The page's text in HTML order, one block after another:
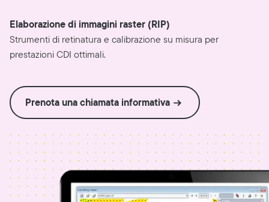
Elaborazione di immagini raster (RIP)
Strumenti di retinatura e calibrazione su misura per
prestazioni CDI ottimali.
Prenota una chiamata informativa